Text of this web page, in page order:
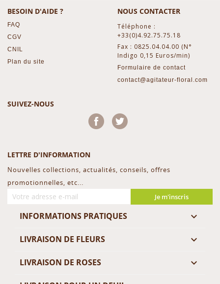
BESOIN D'AIDE ?
FAQ
CGV
CNIL
Plan du site
NOUS CONTACTER
Téléphone :
+33(0)4.92.75.75.18
Fax : 0825.04.04.00 (N°
Indigo 0,15 Euros/min)
Formulaire de contact
contact@agitateur-floral.com
SUIVEZ-NOUS
Facebook
LETTRE D'INFORMATION
Nouvelles collections, actualités, conseils, offres
promotionnelles, etc...
Je m'inscris
INFORMATIONS PRATIQUES 
LIVRAISON DE FLEURS 
LIVRAISON DE ROSES 